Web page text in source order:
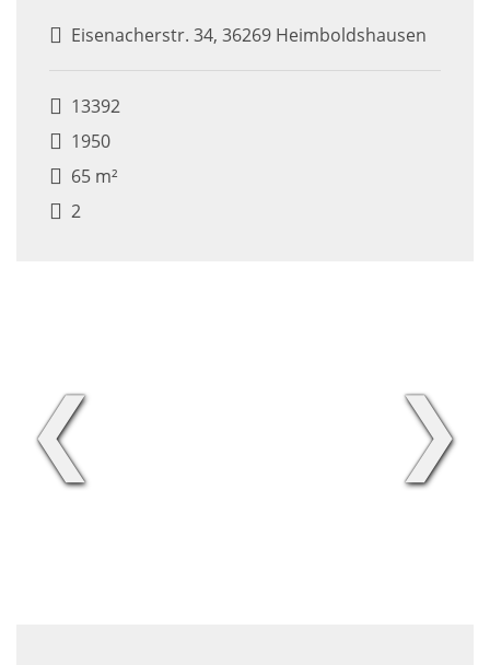
Eisenacherstr. 34, 36269 Heimboldshausen
13392
1950
65 m²
2
❮ ❯